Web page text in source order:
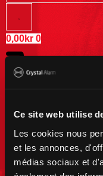
Ce site web utilise
Les cookies nous
et les annonces,
médias sociaux et
0,00kr 0
Panier